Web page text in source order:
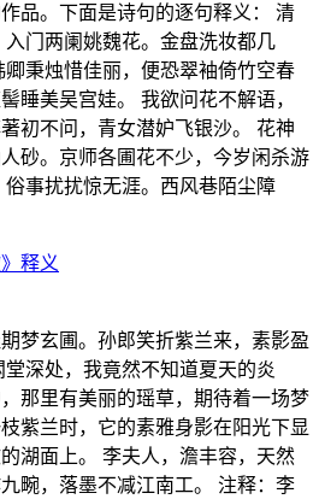
品。下面是诗句的逐句释义： 清
门两阑姚魏花。金盘洗妆都几
卿秉烛惜佳丽，便恐翠袖倚竹空春
睡美吴宫娃。 我欲问花不解语，
初不问，青女潜妒飞银沙。 花神
砂。京师各圃花不少，今岁闲杀游
事扰扰惊无涯。西风巷陌尘障
释义
梦玄圃。孙郎笑折紫兰来，素影盈
深处，我竟然不知道夏天的炎
那里有美丽的瑶草，期待着一场梦
紫兰时，它的素雅身影在阳光下显
湖面上。 李夫人，澹丰容，天然
畹，落墨不减江南工。 注释：李